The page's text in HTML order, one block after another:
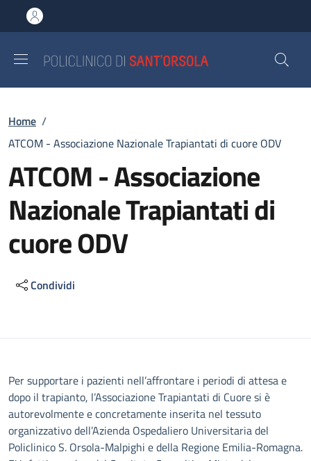
al contenuto principale
to footer content
Briciole di pane
Home /
ATCOM - Associazione Nazionale Trapiantati di cuore ODV
ATCOM - Associazione
Nazionale Trapiantati di
cuore ODV
Condividi
Descrizione
Per supportare i pazienti nell’affrontare i periodi di attesa e
dopo il trapianto, l’Associazione Trapiantati di Cuore si è
autorevolmente e concretamente inserita nel tessuto
organizzativo dell’Azienda Ospedaliero Universitaria del
Policlinico S. Orsola-Malpighi e della Regione Emilia-Romagna.